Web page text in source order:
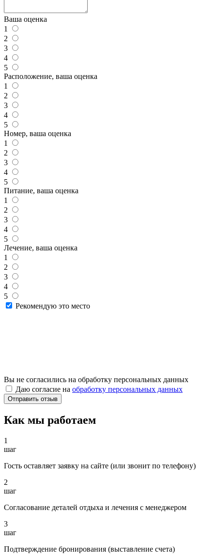
Ваша оценка
1
2
3
4
5
Расположение, ваша оценка
1
2
3
4
5
Номер, ваша оценка
1
2
3
4
5
Питание, ваша оценка
1
2
3
4
5
Лечение, ваша оценка
1
2
3
4
5
Рекомендую это место
Вы не согласились на обработку персональных данных
Даю согласие на обработку персональных данных
Как мы работаем
1
шаг
Гость оставляет заявку на сайте (или звонит по телефону)
2
шаг
Согласование деталей отдыха и лечения с менеджером
3
шаг
Подтверждение бронирования (выставление счета)